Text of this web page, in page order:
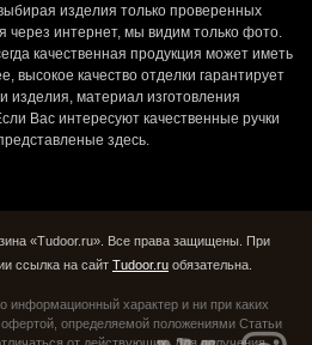
изделия только проверенных
через интернет, мы видим только фото.
качественная продукция может иметь
качество отделки гарантирует
изделия, материал изготовления
Вас интересуют качественные ручки
здесь.
«Tudoor.ru». Все права защищены. При
ссылка на сайт Tudoor.ru обязательна.
информационный характер и ни при каких
определяемой положениями Статьи